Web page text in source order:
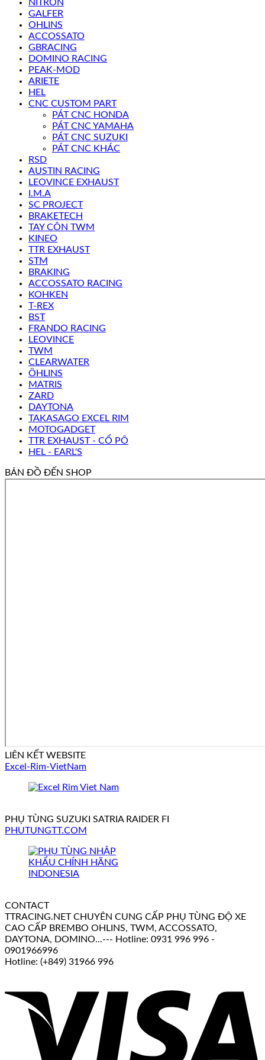
NITRON
GALFER
OHLINS
ACCOSSATO
GBRACING
DOMINO RACING
PEAK-MOD
ARIETE
HEL
CNC CUSTOM PART
PÁT CNC HONDA
PÁT CNC YAMAHA
PÁT CNC SUZUKI
PÁT CNC KHÁC
RSD
AUSTIN RACING
LEOVINCE EXHAUST
I.M.A
SC PROJECT
BRAKETECH
TAY CÔN TWM
KINEO
TTR EXHAUST
STM
BRAKING
ACCOSSATO RACING
KOHKEN
T-REX
BST
FRANDO RACING
LEOVINCE
TWM
CLEARWATER
ÖHLINS
MATRIS
ZARD
DAYTONA
TAKASAGO EXCEL RIM
MOTOGADGET
TTR EXHAUST - CỔ PÔ
HEL - EARL'S
BẢN ĐỒ ĐẾN SHOP
LIÊN KẾT WEBSITE
Excel-Rim-VietNam
PHỤ TÙNG SUZUKI SATRIA RAIDER FI
PHUTUNGTT.COM
CONTACT
TTRACING.NET CHUYÊN CUNG CẤP PHỤ TÙNG ĐỘ XE
CAO CẤP BREMBO OHLINS, TWM, ACCOSSATO,
DAYTONA, DOMINO...--- Hotline: 0931 996 996 -
0901966996
Hotline: (+849) 31966 996